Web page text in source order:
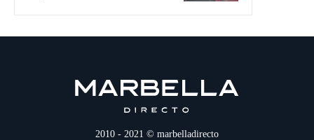
2010 - 2021 © marbelladirecto